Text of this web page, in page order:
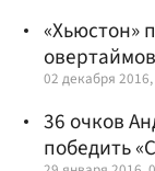
«Хьюстон»
02 декабря
36 очков
победить